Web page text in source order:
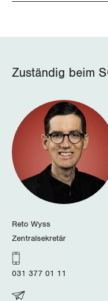
Zuständig beim
Reto Wyss
Zentralsekretär
031 377 01 11